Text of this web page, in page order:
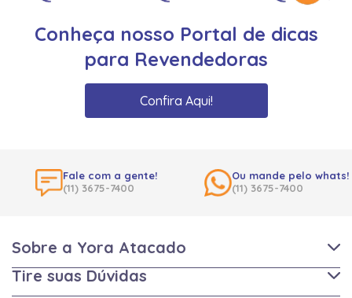
Conheça nosso Portal de dicas
para Revendedoras
Confira Aqui!
Fale com a gente!
(11) 3675-7400
Ou mande pelo whats!
(11) 3675-7400
Sobre a Yora Atacado
Tire suas Dúvidas